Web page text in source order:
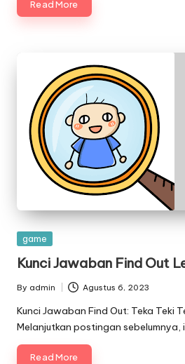
Read More
Posted
game
Kunci Jawaban Find Out
Posted
by
By admin Agustus 6, 2023
Kunci Jawaban Find Out: Teka Teki
Melanjutkan postingan sebelumnya,
Read More